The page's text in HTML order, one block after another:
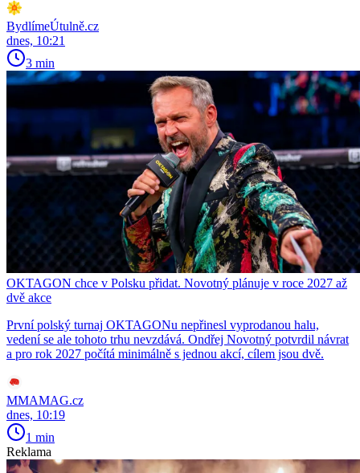
BydlímeÚtulně.cz
dnes, 10:21
3 min
OKTAGON chce v Polsku přidat. Novotný plánuje v roce 2027 až
dvě akce
První polský turnaj OKTAGONu nepřinesl vyprodanou halu,
vedení se ale tohoto trhu nevzdává. Ondřej Novotný potvrdil návrat
a pro rok 2027 počítá minimálně s jednou akcí, cílem jsou dvě.
MMAMAG.cz
dnes, 10:19
1 min
Reklama